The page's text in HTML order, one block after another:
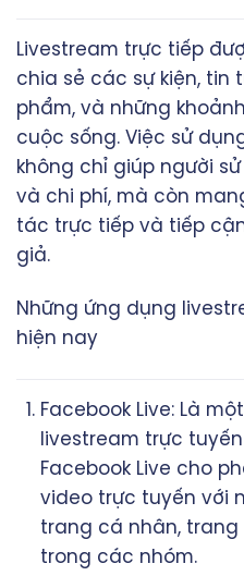
Livestream trực tiếp
chia sẻ các sự kiện, tin
phẩm, và những
cuộc sống. Việc sử
không chỉ giúp người
và chi phí, mà còn
tác trực tiếp và tiếp
giả.
Những ứng dụng
hiện nay
Facebook Live: Là
livestream trực
Facebook Live cho
video trực tuyến với
trang cá nhân,
trong các nhóm.